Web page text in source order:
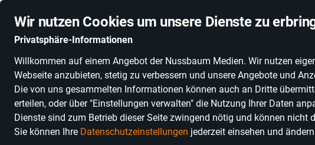
Wir nutzen Cookies um unsere Dienste zu
Privatsphäre-Informationen
Willkommen auf einem Angebot der Nussbaum Medien. Wir nutzen
Webseite anzubieten, stetig zu verbessern und unsere Angebote und
Die von uns gesammelten Informationen können auch an Dritte
erteilen, oder über "Einstellungen verwalten" die Nutzung Ihrer Daten
Dienste sind zum Betrieb dieser Seite zwingend nötig und können nicht
Sie können Ihre Datenschutzeinstellungen jederzeit einsehen und
PRODUKTKATEGORIEN SONNENGLAS® ALKOHOLFREIE WEINE